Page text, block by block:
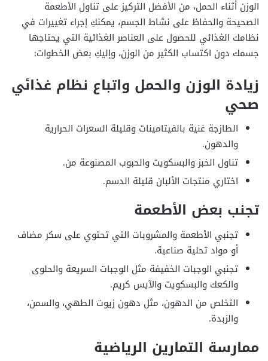
الوزن أثناء الحمل، من الأفضل التركيز على تناول الأطعمة
الصحيحة والحفاظ على نشاط الجسم، يمكنكِ إجراء تغييرات في
نظامك الغذائي للحصول على العناصر الغذائية التي يحتاجها
جسمك دون اكتساب الكثير من الوزن، وإليكِ بعض الخطوات:
زيادة الوزن والحمل واتباع نظام غذائي
صحي
الطازجة غنية بالفيتامينات وقليلة السعرات الحرارية
والدهون.
تناول الخبز والبسكويت والحبوب المصنوعة من.
اختاري منتجات الألبان قليلة الدسم.
تجنب بعض الأطعمة
تجنبي الأطعمة والمشروبات التي تحتوي على سكر مضاف
أو مواد تحلية صناعية.
تجنبي الوجبات الخفيفة مثل الوجبات السريعة والحلوى
والكعك والبسكويت والآيس كريم.
التخلص من الدهون، مثل دهون زيوت الطهي، والسمن،
والزبدة.
ممارسة التمارين الرياضية